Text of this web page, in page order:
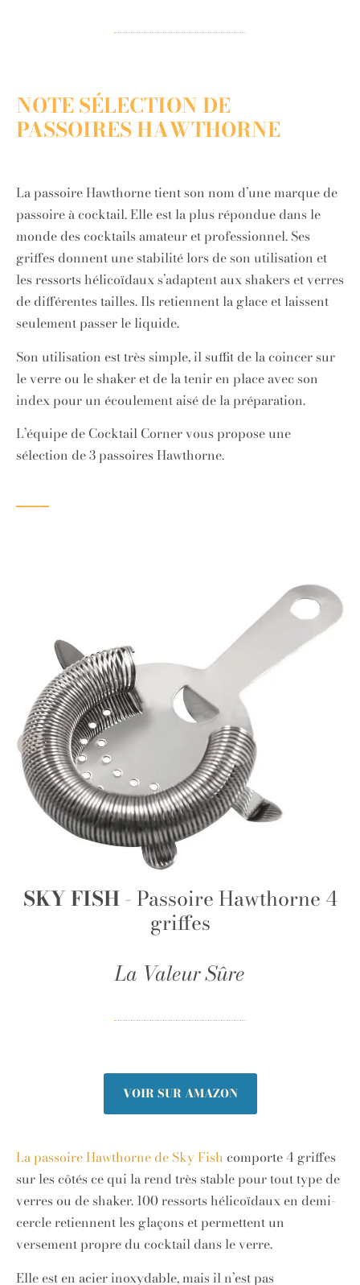
NOTE SÉLECTION DE
PASSOIRES HAWTHORNE
La passoire Hawthorne tient son nom d’une marque de
passoire à cocktail. Elle est la plus répondue dans le
monde des cocktails amateur et professionnel. Ses
griffes donnent une stabilité lors de son utilisation et
les ressorts hélicoïdaux s’adaptent aux shakers et verres
de différentes tailles. Ils retiennent la glace et laissent
seulement passer le liquide.
Son utilisation est très simple, il suffit de la coincer sur
le verre ou le shaker et de la tenir en place avec son
index pour un écoulement aisé de la préparation.
L’équipe de Cocktail Corner vous propose une
sélection de 3 passoires Hawthorne.
SKY FISH- Passoire Hawthorne 4
griffes
La Valeur Sûre
VOIR SUR AMAZON
La passoire Hawthorne de Sky Fish comporte 4 griffes
sur les côtés ce qui la rend très stable pour tout type de
verres ou de shaker. 100 ressorts hélicoïdaux en demi-
cercle retiennent les glaçons et permettent un
versement propre du cocktail dans le verre.
Elle est en acier inoxydable, mais il n’est pas